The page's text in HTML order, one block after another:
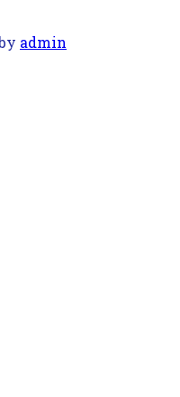
admin